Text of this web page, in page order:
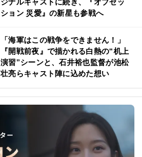
ション 災愛』の新星も参戦へ
「海軍はこの戦争をできません！」
『開戦前夜』で描かれる白熱の“机上
演習”シーンと、石井裕也監督が池松
壮亮らキャスト陣に込めた想い